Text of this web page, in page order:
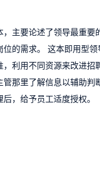
主要论述了领导最重
的需求。 这本即用型
利用不同资源来改进招
那里了解信息以辅助
，给予员工适度授权。